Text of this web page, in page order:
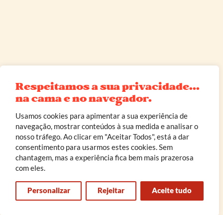
Respeitamos a sua privacidade...
na cama e no navegador.
Usamos cookies para apimentar a sua experiência de
navegação, mostrar conteúdos à sua medida e analisar o
nosso tráfego. Ao clicar em "Aceitar Todos", está a dar
consentimento para usarmos estes cookies. Sem
chantagem, mas a experiência fica bem mais prazerosa
com eles.
Personalizar Rejeitar Aceite tudo